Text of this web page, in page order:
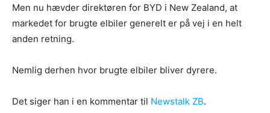
Men nu hævder direktøren for BYD i New Zealand, at
markedet for brugte elbiler generelt er på vej i en helt
anden retning.
Nemlig derhen hvor brugte elbiler bliver dyrere.
Det siger han i en kommentar til Newstalk ZB.